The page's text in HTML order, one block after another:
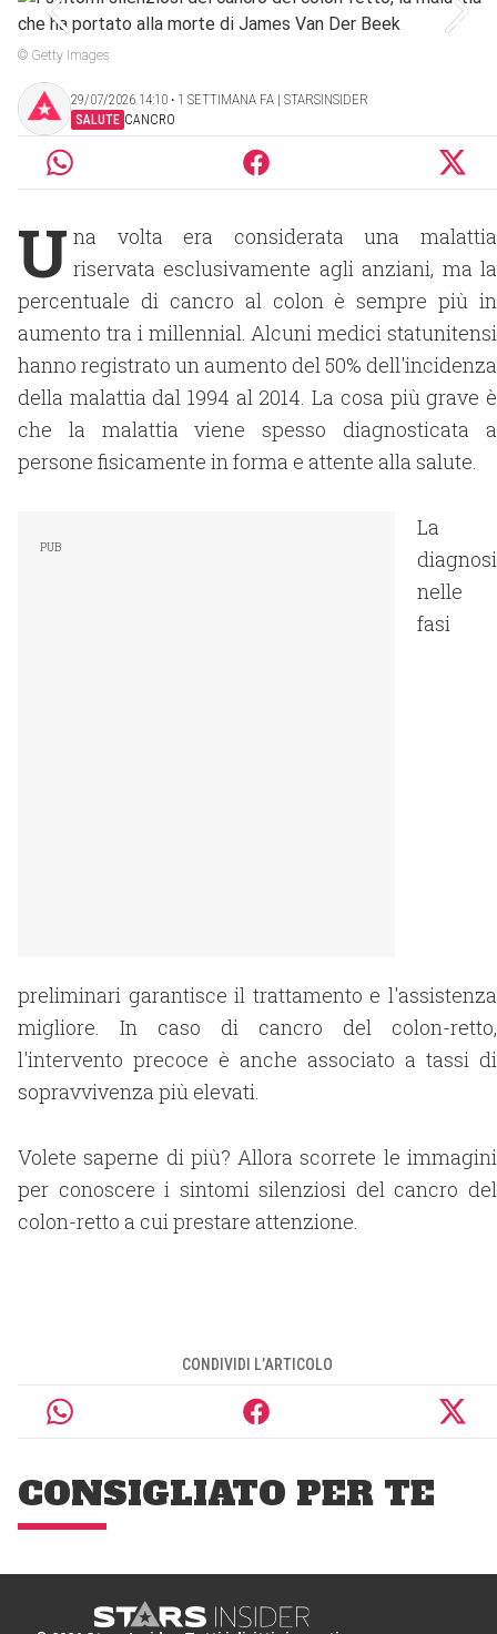
© Getty Images
29/07/2026 14:10 ‧ 1 SETTIMANA FA | STARSINSIDER
SALUTE CANCRO
U na volta era considerata una malattia
riservata esclusivamente agli anziani, ma la
percentuale di cancro al colon è sempre più in
aumento tra i millennial. Alcuni medici statunitensi
hanno registrato un aumento del 50% dell'incidenza
della malattia dal 1994 al 2014. La cosa più grave è
che la malattia viene spesso diagnosticata a
persone fisicamente in forma e attente alla salute.
La
diagnosi
nelle
fasi
preliminari garantisce il trattamento e l'assistenza
migliore. In caso di cancro del colon-retto,
l'intervento precoce è anche associato a tassi di
sopravvivenza più elevati.
Volete saperne di più? Allora scorrete le immagini
per conoscere i sintomi silenziosi del cancro del
colon-retto a cui prestare attenzione.
CONDIVIDI L’ARTICOLO
CONSIGLIATO PER TE